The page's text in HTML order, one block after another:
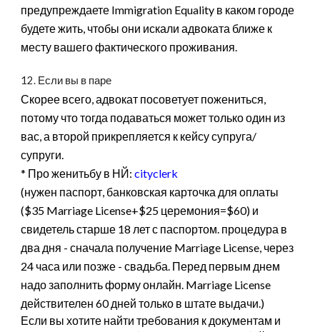
предупреждаете Immigration Equality в каком городе
будете жить, чтобы они искали адвоката ближе к
месту вашего фактического проживания.
12. Если вы в паре
Скорее всего, адвокат посоветует пожениться,
потому что тогда подаваться может только один из
вас, а второй прикрепляется к кейсу супруга/
супруги.
* Про женитьбу в НЙ:cityclerk
(нужен паспорт, банковская карточка для оплаты
($35 Marriage License+$25 церемония=$60) и
свидетель старше 18 лет с паспортом. процедура в
два дня - сначала получение Marriage License, через
24 часа или позже - свадьба. Перед первым днем
надо заполнить форму онлайн. Marriage License
действителен 60 дней только в штате выдачи.)
Если вы хотите найти требования к документам и